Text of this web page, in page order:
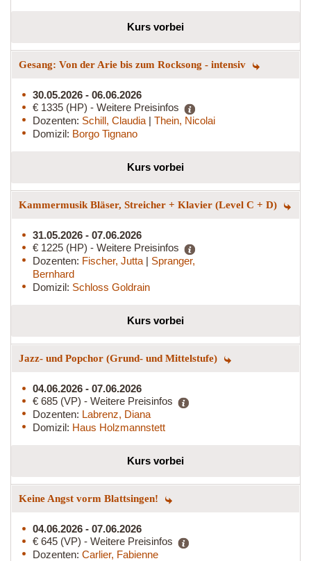
Kurs vorbei
Gesang: Von der Arie bis zum Rocksong - intensiv
30.05.2026 - 06.06.2026
€ 1335 (HP) - Weitere Preisinfos
Dozenten: Schill, Claudia | Thein, Nicolai
Domizil: Borgo Tignano
Kurs vorbei
Kammermusik Bläser, Streicher + Klavier (Level C + D)
31.05.2026 - 07.06.2026
€ 1225 (HP) - Weitere Preisinfos
Dozenten: Fischer, Jutta | Spranger,
Bernhard
Domizil: Schloss Goldrain
Kurs vorbei
Jazz- und Popchor (Grund- und Mittelstufe)
04.06.2026 - 07.06.2026
€ 685 (VP) - Weitere Preisinfos
Dozenten: Labrenz, Diana
Domizil: Haus Holzmannstett
Kurs vorbei
Keine Angst vorm Blattsingen!
04.06.2026 - 07.06.2026
€ 645 (VP) - Weitere Preisinfos
Dozenten: Carlier, Fabienne